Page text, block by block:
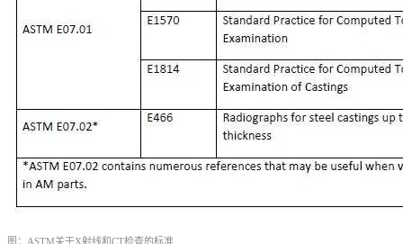
图：ASTM关于X射线和CT检查的标准